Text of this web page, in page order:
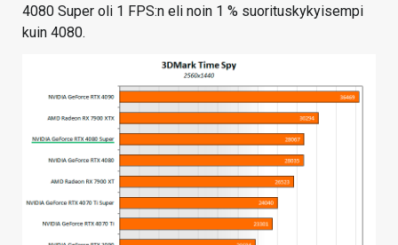
4080 Super oli 1 FPS:n eli noin 1 % suorituskykyisempi
kuin 4080.